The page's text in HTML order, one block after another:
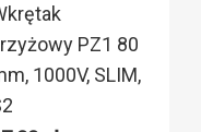
PZ1 80
1000V, SLIM,